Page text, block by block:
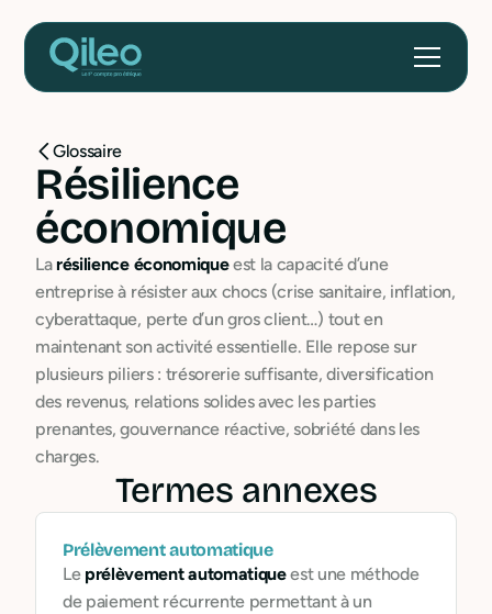
Glossaire
Résilience
économique
Larésilience économiqueest la capacité d’une
entreprise à résister aux chocs (crise sanitaire, inflation,
cyberattaque, perte d’un gros client…) tout en
maintenant son activité essentielle. Elle repose sur
plusieurs piliers : trésorerie suffisante, diversification
des revenus, relations solides avec les parties
prenantes, gouvernance réactive, sobriété dans les
charges.
Termes annexes
Prélèvement automatique
Le prélèvement automatiqueest une méthode
de paiement récurrente permettant à un